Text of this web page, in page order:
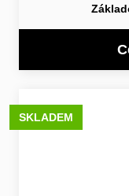
SKLADEM